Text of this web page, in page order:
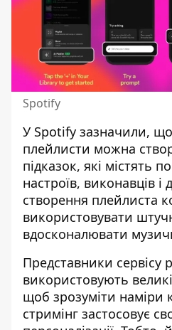
Spotify
У Spotify зазначили,
плейлисти можна
підказок, які містять
настроїв, виконавців і
створення плейлиста
використовувати
вдосконалювати
Представники сервісу
використовують
щоб зрозуміти наміри
стримінг застосовує